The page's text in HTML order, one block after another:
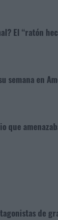
El “ratón
semana en
que
de